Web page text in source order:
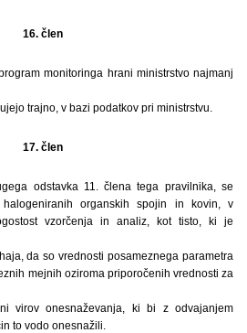
16. člen
monitoringa hrani ministrstvo najmanj
trajno, v bazi podatkov pri ministrstvu.
17. člen
odstavka 11. člena tega pravilnika, se
organskih spojin in kovin, v
vzorčenja in analiz, kot tisto, ki je
da so vrednosti posameznega parametra
mejnih oziroma priporočenih vrednosti za
virov onesnaževanja, ki bi z odvajanjem
to vodo onesnažili.